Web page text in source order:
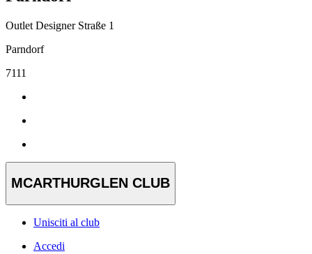
Outlet Designer Straße 1
Parndorf
7111
MCARTHURGLEN CLUB
Unisciti al club
Accedi